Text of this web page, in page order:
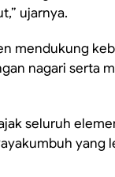
ujarnya.
mendukung
nagari serta
seluruh
yang